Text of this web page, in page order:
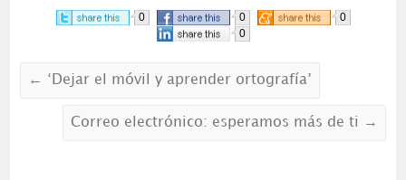
0 0
0
0
← ‘Dejar el móvil y aprender ortografía’
Correo electrónico: esperamos más de ti →